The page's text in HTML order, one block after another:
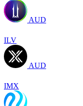
AUD
ILV
AUD
IMX